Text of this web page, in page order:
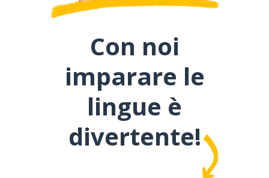
Con noi
imparare le
lingue è
divertente!